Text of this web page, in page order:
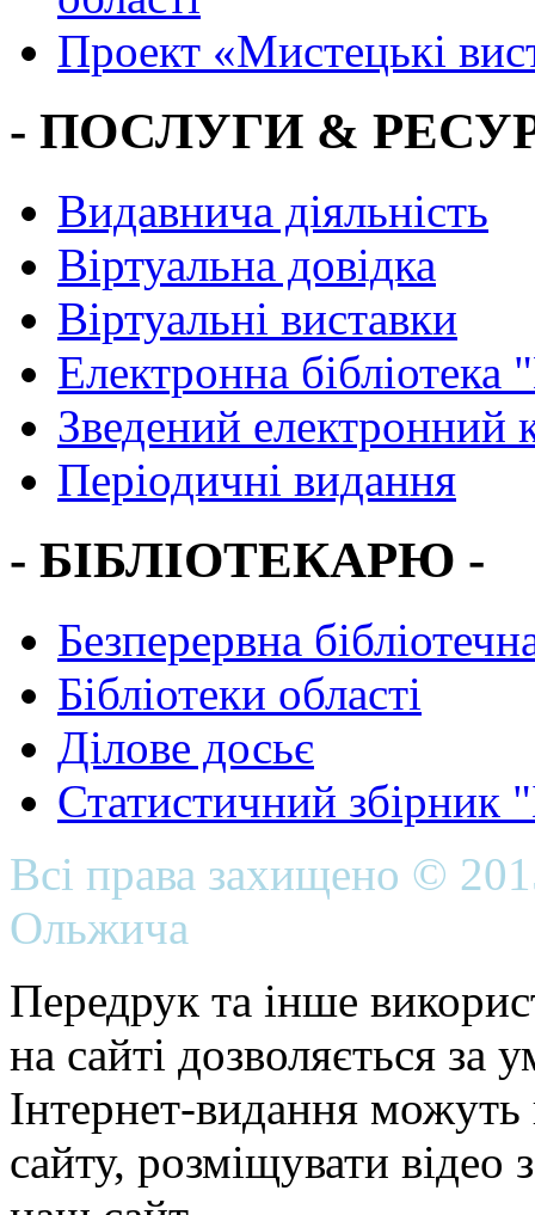
Проект «Мистецькі
- ПОСЛУГИ &
Видавнича діяльність
Віртуальна довідка
Віртуальні виставки
Електронна
Зведений електронний
Періодичні видання
- БІБЛІОТЕКАРЮ -
Безперервна
Бібліотеки області
Ділове досьє
Статистичний
Всі права захищено ©
Ольжича
Передрук та інше
на сайті дозволяється
Інтернет-видання можуть
сайту, розміщувати відео